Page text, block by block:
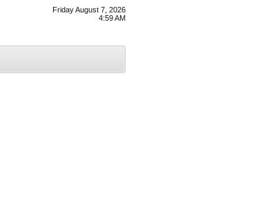
Friday August 7, 2026
4:59 AM